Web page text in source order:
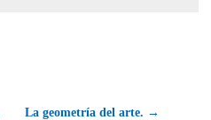
La geometría del arte. →